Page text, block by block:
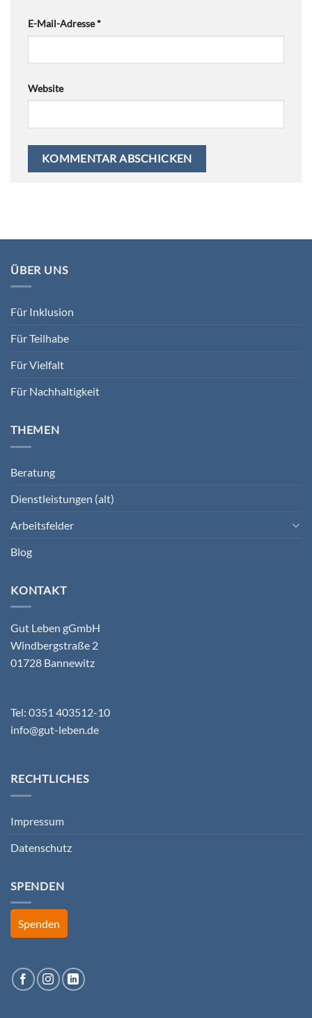
E-Mail-Adresse*
Website
ÜBER UNS
Für Inklusion
Für Teilhabe
Für Vielfalt
Für Nachhaltigkeit
THEMEN
Beratung
Dienstleistungen (alt)
Arbeitsfelder
Blog
KONTAKT
Gut Leben gGmbH
Windbergstraße 2
01728 Bannewitz
Tel: 0351 403512-10
info@gut-leben.de
RECHTLICHES
Impressum
Datenschutz
SPENDEN
Spenden